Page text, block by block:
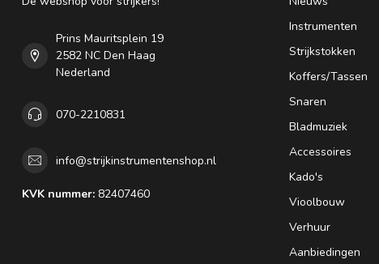
Prins Mauritsplein 19
2582 NC Den Haag
Nederland
070-2210831
info@strijkinstrumentenshop.nl
KVK nummer: 82407460
Instrumenten
Strijkstokken
Koffers/Tassen
Snaren
Bladmuziek
Accessoires
Kado's
Vioolbouw
Verhuur
Aanbiedingen